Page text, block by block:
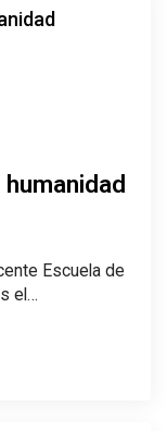
Escuela de
el…